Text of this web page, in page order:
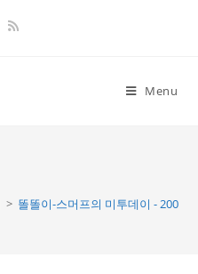
Menu
> 똘똘이-스머프의 미투데이 - 2009